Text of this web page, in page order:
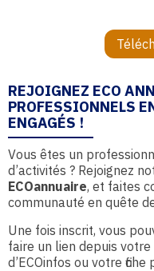
REJOIGNEZ ECO
PROFESSIONNELS
ENGAGÉS !
Vous êtes un
d’activités ? Rejoignez
ECOannuaire, et faites
communauté en quête
Une fois inscrit, vous
faire un lien depuis
d’ECOinfos ou votre